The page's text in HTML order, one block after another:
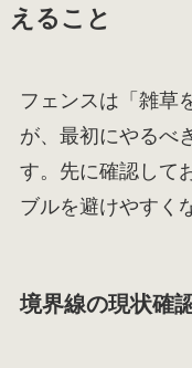
えること
フェンスは「雑草
が、最初にやるべ
す。先に確認して
ブルを避けやすく
境界線の現状確